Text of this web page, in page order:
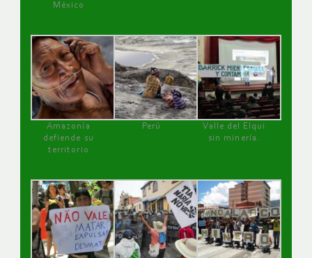
México
Amazonía
defiende su
territorio
Perú
Valle del Elqui
sin minería.